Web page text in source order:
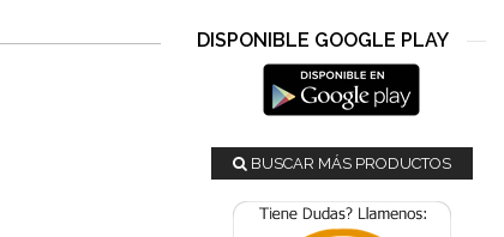
DISPONIBLE GOOGLE PLAY
BUSCAR MÁS PRODUCTOS